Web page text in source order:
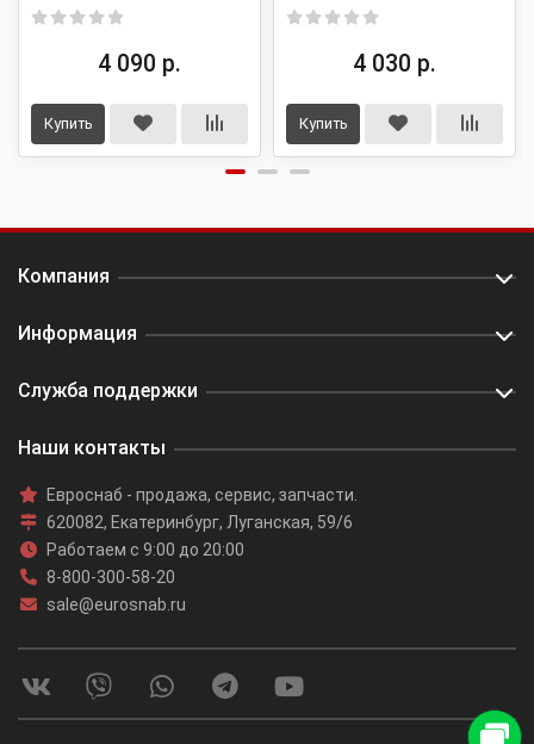
4 090 р.
Купить
4 030 р.
Купить
Компания
Информация
Служба поддержки
Наши контакты
Евроснаб - продажа, сервис, запчасти.
620082, Екатеринбург, Луганская, 59/6
Работаем с 9:00 до 20:00
8-800-300-58-20
sale@eurosnab.ru